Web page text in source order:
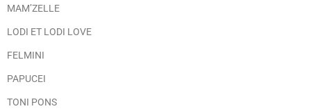
MAM’ZELLE
LODI ET LODI LOVE
FELMINI
PAPUCEI
TONI PONS